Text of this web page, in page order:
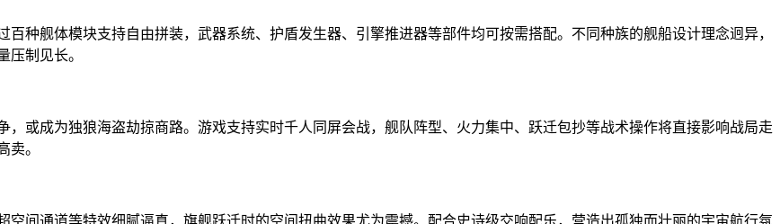
种舰体模块支持自由拼装，武器系统、护盾发生器、引擎推进器等部件均可按需搭配。不同种族的舰船设计理念迥异，
压制见长。
或成为独狼海盗劫掠商路。游戏支持实时千人同屏会战，舰队阵型、火力集中、跃迁包抄等战术操作将直接影响战局走
卖。
间通道等特效细腻逼真，旗舰跃迁时的空间扭曲效果尤为震撼。配合史诗级交响配乐，营造出孤独而壮丽的宇宙航行氛